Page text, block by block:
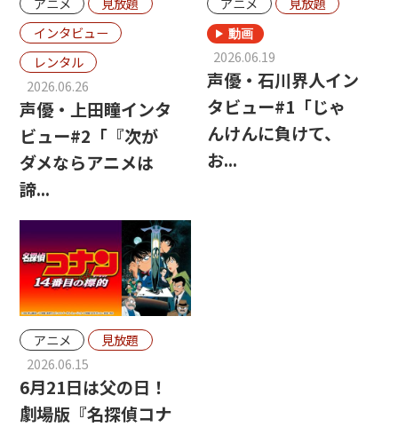
インタビュー
レンタル
2026.06.26
声優・上田瞳インタ
ビュー#2「『次が
ダメならアニメは
諦...
2026.06.19
声優・石川界人イン
タビュー#1「じゃ
んけんに負けて、
お...
アニメ
見放題
2026.06.15
6月21日は父の日！
劇場版『名探偵コナ